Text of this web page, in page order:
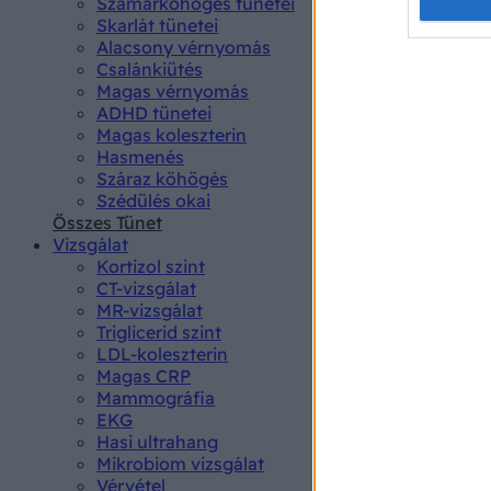
Skarlát tünetei
Alacsony vérnyomás
Csalánkiütés
Magas vérnyomás
ADHD tünetei
Magas koleszterin
Hasmenés
Száraz köhögés
Szédülés okai
Összes Tünet
Vizsgálat
Kortizol szint
CT-vizsgálat
MR-vizsgálat
Triglicerid szint
LDL-koleszterin
Magas CRP
Mammográfia
EKG
Hasi ultrahang
Mikrobiom vizsgálat
Vérvétel